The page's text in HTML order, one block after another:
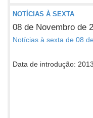
NOTÍCIAS À SEXTA
08 de Novembro de
Notícias à sexta de 08
Data de introdução: